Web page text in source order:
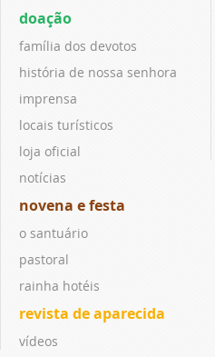
doação
família dos devotos
história de nossa senhora
imprensa
locais turísticos
loja oficial
notícias
novena e festa
o santuário
pastoral
rainha hotéis
revista de aparecida
vídeos